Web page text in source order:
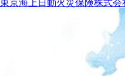
東京海上日動火災保険株式会